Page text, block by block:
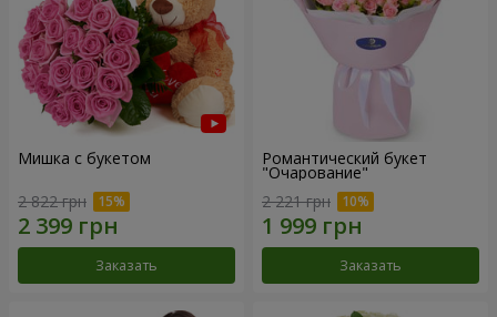
Мишка с букетом
2 822 грн
Заказать
Романтический букет
"Очарование"
2 221 грн
Заказать